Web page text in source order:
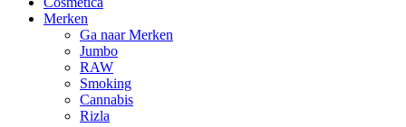
Merken
Ga naar Merken
Jumbo
RAW
Smoking
Cannabis
Rizla